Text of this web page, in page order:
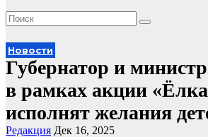
Новости
Губернатор и
в рамках акции
исполнят желания
Редакция Дек 16, 2025